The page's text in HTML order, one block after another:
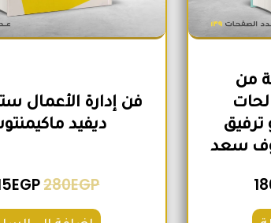
من
سعد
فن إدارة الأعمال
ديفيد
280EGP
EGP